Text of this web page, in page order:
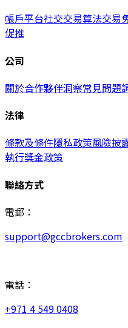
帳戶平台社交交易算法交易
促推
公司
關於合作夥伴洞察常見問題
法律
條款及條件隱私政策風險披
執行獎金政策
聯絡方式
電郵：
support@gccbrokers.com
電話：
+971 4 549 0408